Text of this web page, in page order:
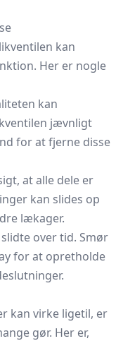
kan
Her er nogle
kan
jævnligt
for at fjerne disse
at alle dele er
kan slides op
lækager.
over tid. Smør
for at opretholde
kan virke ligetil, er
gør. Her er,